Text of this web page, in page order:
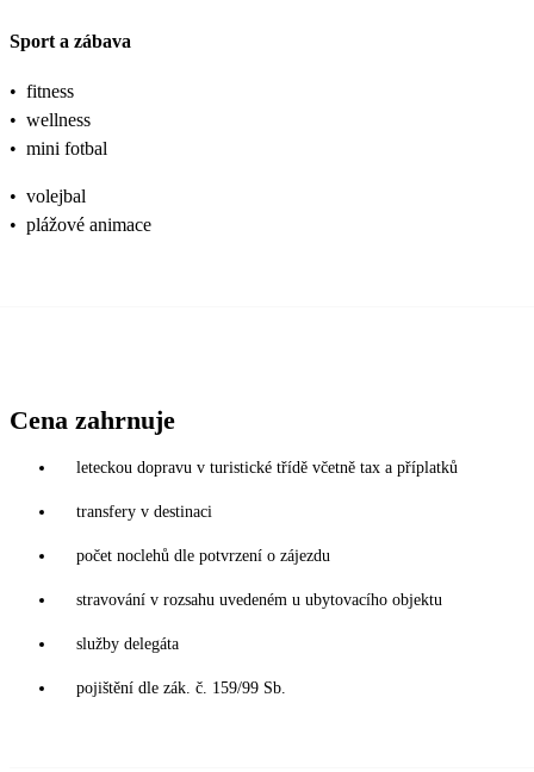
Sport a zábava
• fitness
• wellness
• mini fotbal
• volejbal
• plážové animace
Cena zahrnuje
leteckou dopravu v turistické třídě včetně tax a příplatků
transfery v destinaci
počet noclehů dle potvrzení o zájezdu
stravování v rozsahu uvedeném u ubytovacího objektu
služby delegáta
pojištění dle zák. č. 159/99 Sb.